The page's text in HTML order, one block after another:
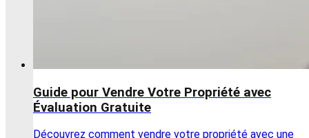
Guide pour Vendre Votre Propriété avec
Évaluation Gratuite
Découvrez comment vendre votre propriété avec une